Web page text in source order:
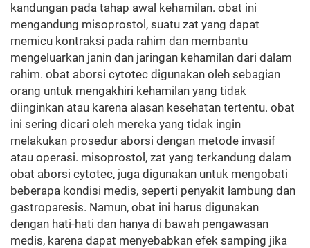
kandungan pada tahap awal kehamilan. obat ini
mengandung misoprostol, suatu zat yang dapat
memicu kontraksi pada rahim dan membantu
mengeluarkan janin dan jaringan kehamilan dari dalam
rahim. obat aborsi cytotec digunakan oleh sebagian
orang untuk mengakhiri kehamilan yang tidak
diinginkan atau karena alasan kesehatan tertentu. obat
ini sering dicari oleh mereka yang tidak ingin
melakukan prosedur aborsi dengan metode invasif
atau operasi. misoprostol, zat yang terkandung dalam
obat aborsi cytotec, juga digunakan untuk mengobati
beberapa kondisi medis, seperti penyakit lambung dan
gastroparesis. Namun, obat ini harus digunakan
dengan hati-hati dan hanya di bawah pengawasan
medis, karena dapat menyebabkan efek samping jika